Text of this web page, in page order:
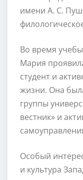
имени А. С.
Во время
Мария
студент и
жизни. Она
группы
вестник» и
Особый
и культура